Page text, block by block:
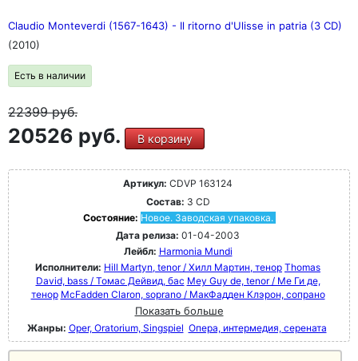
Claudio Monteverdi (1567-1643) - Il ritorno d'Ulisse in patria (3 CD)
(2010)
Есть в наличии
22399руб.
20526 руб. В корзину
Артикул: CDVP 163124
Состав: 3 CD
Состояние: Новое. Заводская упаковка.
Дата релиза: 01-04-2003
Лейбл: Harmonia Mundi
Исполнители: Hill Martyn, tenor / Хилл Мартин, тенор Thomas
David, bass / Томас Дейвид, бас Mey Guy de, tenor / Ме Ги де,
тенор McFadden Claron, soprano / МакФадден Клэрон, сопрано
Показать больше
Жанры: Oper, Oratorium, Singspiel Опера, интермедия, серената